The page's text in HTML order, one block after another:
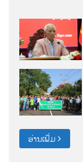
ອ່ານເພີ່ມ